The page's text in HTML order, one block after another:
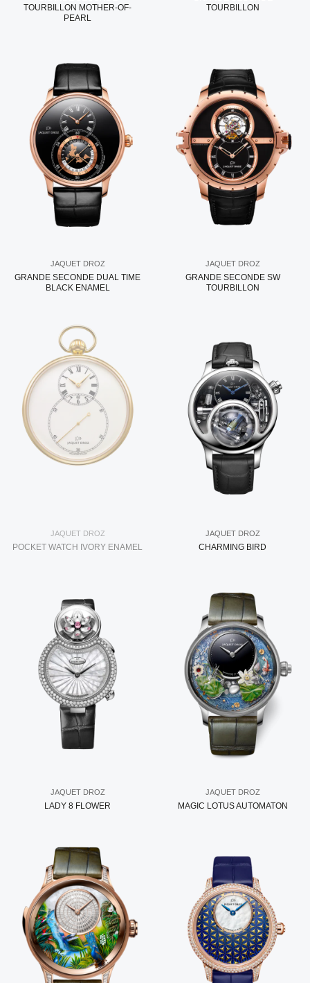
TOURBILLON MOTHER-OF-
PEARL
TOURBILLON
JAQUET DROZ
GRANDE SECONDE DUAL TIME
BLACK ENAMEL
JAQUET DROZ
GRANDE SECONDE SW
TOURBILLON
JAQUET DROZ
POCKET WATCH IVORY ENAMEL
JAQUET DROZ
CHARMING BIRD
JAQUET DROZ
LADY 8 FLOWER
JAQUET DROZ
MAGIC LOTUS AUTOMATON